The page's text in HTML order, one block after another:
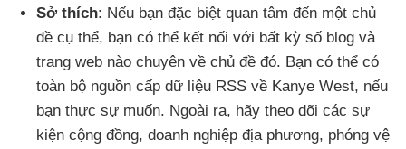
Sở thích: Nếu bạn đặc biệt quan tâm đến một chủ
đề cụ thể, bạn có thể kết nối với bất kỳ số blog và
trang web nào chuyên về chủ đề đó. Bạn có thể có
toàn bộ nguồn cấp dữ liệu RSS về Kanye West, nếu
bạn thực sự muốn. Ngoài ra, hãy theo dõi các sự
kiện cộng đồng, doanh nghiệp địa phương, phóng vệ